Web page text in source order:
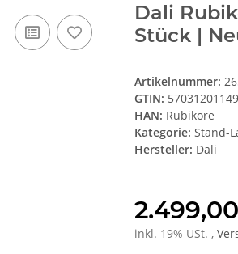
Dali
Stück |
Artikelnummer:
GTIN:
HAN: Rubikore
Kategorie: Stand-
Hersteller: Dali
inkl. 19% USt. ,